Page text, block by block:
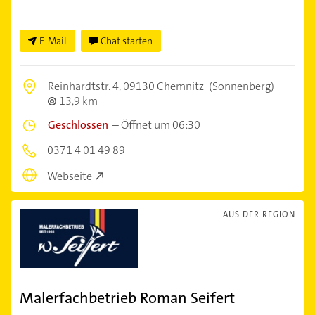
E-Mail Chat starten
Reinhardtstr. 4,09130 Chemnitz (Sonnenberg)
13,9 km
Geschlossen –Öffnet um 06:30
0371 4 01 49 89
Webseite
AUS DER REGION
Malerfachbetrieb Roman Seifert